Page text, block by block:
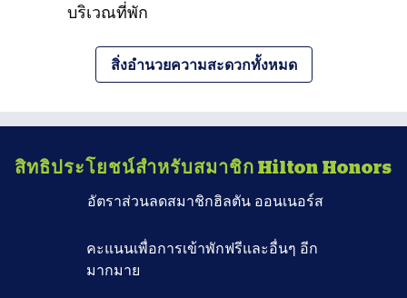
บริเวณที่พัก
สิ่งอํานวยความสะดวกทั้งหมด
สิทธิประโยชน์สำหรับสมาชิก Hilton Honors
อัตราส่วนลดสมาชิกฮิลตัน ออนเนอร์ส
คะแนนเพื่อการเข้าพักฟรีและอื่นๆ อีก
มากมาย